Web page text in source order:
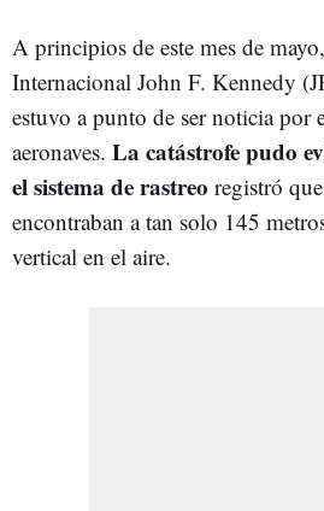
A principios de este mes de
Internacional John F. Kennedy
estuvo a punto de ser noticia por
aeronaves. La catástrofe pudo
el sistema de rastreo registró
encontraban a tan solo 145
vertical en el aire.